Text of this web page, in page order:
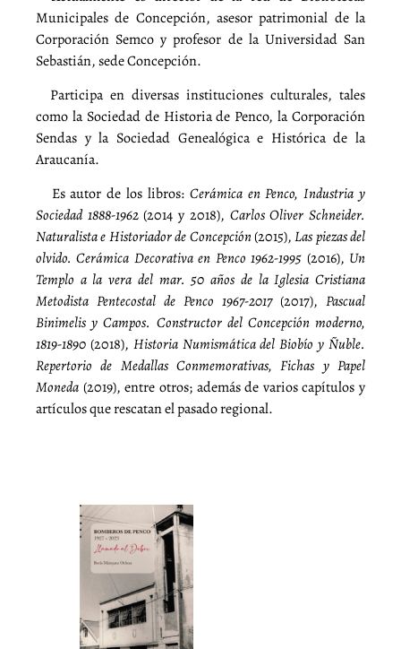
Municipales de Concepción, asesor patrimonial de la
Corporación Semco y profesor de la Universidad San
Sebastián, sede Concepción.
Participa en diversas instituciones culturales, tales
como la Sociedad de Historia de Penco, la Corporación
Sendas y la Sociedad Genealógica e Histórica de la
Araucanía.
Es autor de los libros: Cerámica en Penco, Industria y
Sociedad 1888-1962(2014 y 2018), Carlos Oliver Schneider.
Naturalista e Historiador de Concepción(2015),Las piezas del
olvido. Cerámica Decorativa en Penco 1962-1995 (2016), Un
Templo a la vera del mar. 50 años de la Iglesia Cristiana
Metodista Pentecostal de Penco 1967-2017 (2017), Pascual
Binimelis y Campos. Constructor del Concepción moderno,
1819-1890 (2018), Historia Numismática del Biobío y Ñuble.
Repertorio de Medallas Conmemorativas, Fichas y Papel
Moneda (2019), entre otros; además de varios capítulos y
artículos que rescatan el pasado regional.